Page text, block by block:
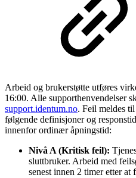
Arbeid og brukerstøtte utføres
16:00. Alle supporthenvendelser
support.identum.no. Feil meldes
følgende definisjoner og
innenfor ordinær åpningstid:
Nivå A (Kritisk feil):
sluttbruker. Arbeid med
senest innen 2 timer etter